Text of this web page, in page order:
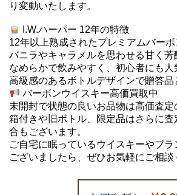
り変動いたします。
I.W.ハーパー 12年の特徴
12年以上熟成されたプレミアムバーボ
バニラやキャラメルを思わせる甘く芳
なめらかで飲みやすく、初心者にも人
高級感のあるボトルデザインで贈答品
バーボンウイスキー高価買取中
未開封で状態の良いお品物は高価査定
箱付きや旧ボトル、限定品はさらに
合もございます。
ご自宅に眠っているウイスキーやブ
ございましたら、ぜひお気軽にご相談